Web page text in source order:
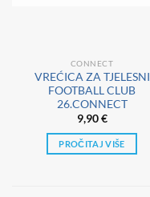
CONNECT
VREĆICA ZA TJELESNI
FOOTBALL CLUB
26.CONNECT
9,90€
PROČITAJ VIŠE